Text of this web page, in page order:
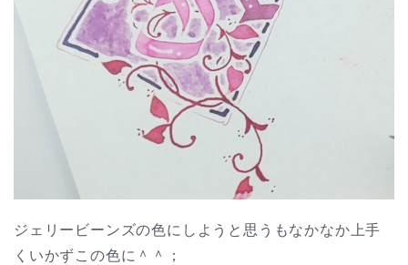
ジェリービーンズの色にしようと思うもなかなか上手
くいかずこの色に＾＾；